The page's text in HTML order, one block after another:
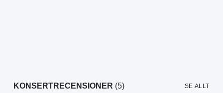
KONSERTRECENSIONER (5) SE ALLT